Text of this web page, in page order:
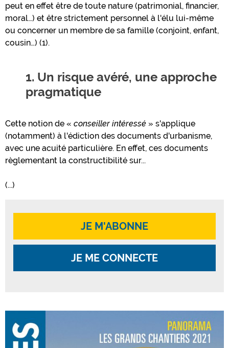
peut en effet être de toute nature (patrimonial, financier,
moral…) et être strictement personnel à l'élu lui-même
ou concerner un membre de sa famille (conjoint, enfant,
cousin…) (1).
1. Un risque avéré, une approche
pragmatique
Cette notion de « conseiller intéressé » s'applique
(notamment) à l'édiction des documents d'urbanisme,
avec une acuité particulière. En effet, ces documents
règlementant la constructibilité sur...
(...)
JE M'ABONNE
JE ME CONNECTE